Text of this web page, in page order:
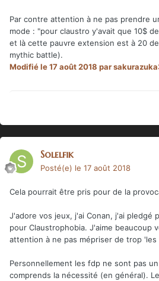
Par contre attention à ne pas prendre
mode : "pour claustro y'avait que 10$
et là cette pauvre extension est à 20
mythic battle).
Modifiéle 17 août 2018 par
Solelfik
Posté(e) le 17 août 2018
Cela pourrait être pris pour de la
J'adore vos jeux, j'ai Conan, j'ai pledgé
pour Claustrophobia. J'aime beaucoup
attention à ne pas mépriser de trop 'les
Personnellement les fdp ne sont pas
comprends la nécessité (en général).